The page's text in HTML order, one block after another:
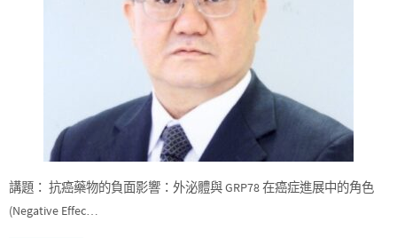
講題： 抗癌藥物的負面影響：外泌體與 GRP78 在癌症進展中的角色
(Negative Effec…